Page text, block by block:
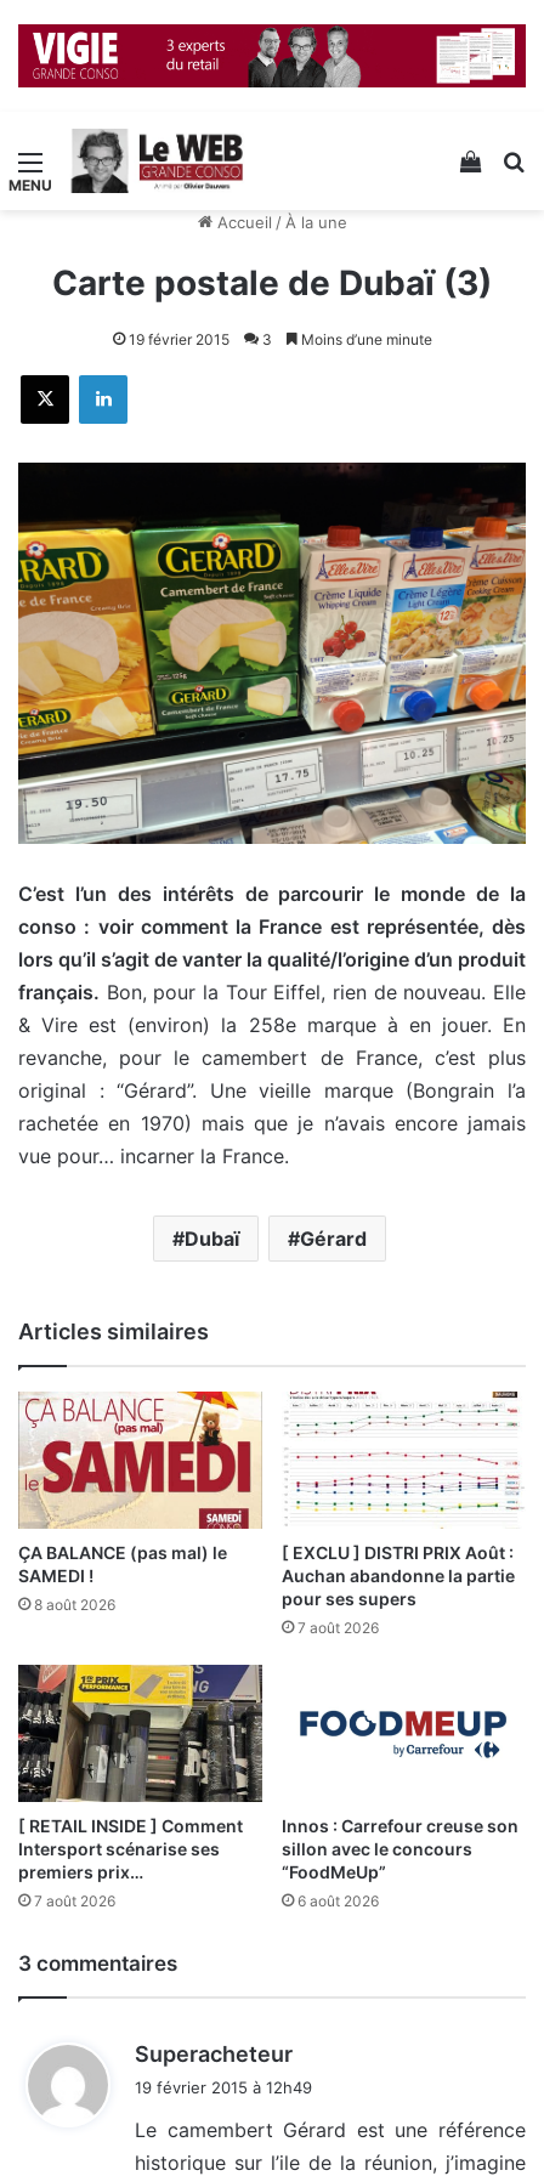
Menu Voir
Accueil / À la une
Carte postale de Dubaï (3)
19 février 2015 3 Moins d’une minute
X Linkedin
C’est l’un des intérêts de parcourir le monde de la
conso : voir comment la France est représentée, dès
lors qu’il s’agit de vanter la qualité/l’origine d’un produit
français. Bon, pour la Tour Eiffel, rien de nouveau. Elle
& Vire est (environ) la 258e marque à en jouer. En
revanche, pour le camembert de France, c’est plus
original : “Gérard”. Une vieille marque (Bongrain l’a
rachetée en 1970) mais que je n’avais encore jamais
vue pour… incarner la France.
Dubaï Gérard
Articles similaires
ÇA BALANCE (pas mal) le
SAMEDI !
8 août 2026
[ EXCLU ] DISTRI PRIX Août :
Auchan abandonne la partie
pour ses supers
7 août 2026
[ RETAIL INSIDE ] Comment
Intersport scénarise ses
premiers prix…
7 août 2026
Innos : Carrefour creuse son
sillon avec le concours
“FoodMeUp”
6 août 2026
3 commentaires
Superacheteur
:
19 février 2015 à 12h49
Le camembert Gérard est une référence
historique sur l’ile de la réunion, j’imagine